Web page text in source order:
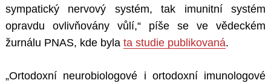
sympatický nervový systém, tak imunitní systém
opravdu ovlivňovány vůlí,“ píše se ve vědeckém
žurnálu PNAS, kde byla ta studie publikovaná.
„Ortodoxní neurobiologové i ortodoxní imunologové